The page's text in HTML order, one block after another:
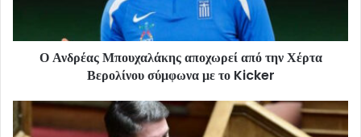
Ο Ανδρέας Μπουχαλάκης αποχωρεί από την Χέρτα
Βερολίνου σύμφωνα με το Kicker